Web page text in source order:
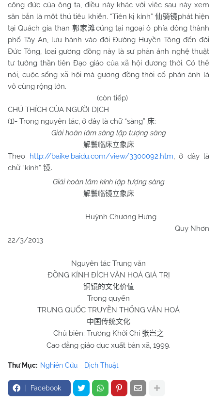
công đức của ông ta, điều này khác với việc sau này xem
săn bắn là một thú tiêu khiển. “Tiên kị kính”仙骑镜phát hiện
tại Quách gia than 郭家滩cũng tại ngoại ô phía đông thành
phố Tây An, lưu hành vào đời Đường Huyền Tông đến đời
Đức Tông, loại gương đồng này là sự phản ánh nghệ thuật
tư tưởng thần tiên Đạo giáo của xã hội đương thời. Có thể
nói, cuộc sống xã hội mà gương đồng thời cổ phản ánh là
vô cùng rộng lớn.
(còn tiếp)
CHÚ THÍCH CỦA NGƯỜI DỊCH
(1)- Trong nguyên tác, ở đây là chữ “sàng” 床:
Giải hoàn lâm sàng lập tượng sàng
解鬟临床立象床
Theo http://baike.baidu.com/view/3300092.htm, ở đây là
chữ “kính” 镜.
Giải hoàn lâm kính lập tượng sàng
解鬟临镜立象床
Huỳnh Chương Hưng
Quy Nhơn
22/3/2013
Nguyên tác Trung văn
ĐỒNG KÍNH ĐÍCH VĂN HOÁ GIÁ TRỊ
铜镜的文化价值
Trong quyển
TRUNG QUỐC TRUYỀN THỐNG VĂN HOÁ
中国传统文化
Chủ biên: Trương Khởi Chi 张岂之
Cao đẳng giáo dục xuất bản xã, 1999.
Thư Mục: Nghiên Cứu - Dịch Thuật
Facebook